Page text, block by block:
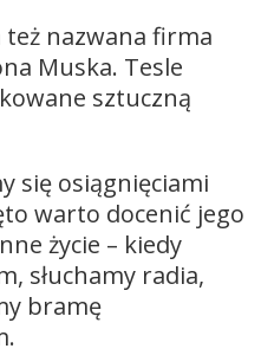
też nazwana firma
Muska. Tesle
sztuczną
się osiągnięciami
warto docenić jego
życie – kiedy
słuchamy radia,
bramę